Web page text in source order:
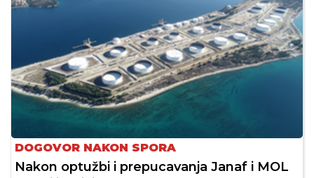
DOGOVOR NAKON SPORA
Nakon optužbi i prepucavanja Janaf i MOL